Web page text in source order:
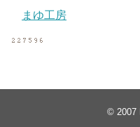
まゆ工房
© 2007